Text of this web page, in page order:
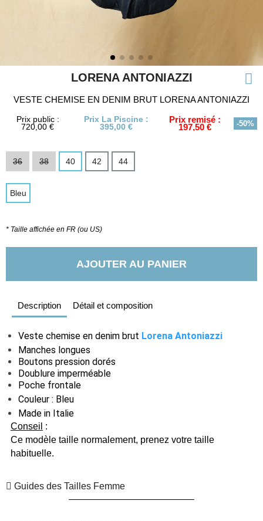
LORENA ANTONIAZZI
VESTE CHEMISE EN DENIM BRUT LORENA ANTONIAZZI
Prix public :
720,00 €
Prix La Piscine :
395,00 €
Prix remisé :
197,50 € -50%
36 38 40 42 44
Bleu
* Taille affichée en FR (ou US)
AJOUTER AU PANIER
Description Détail et composition
Veste chemise en denim brut Lorena Antoniazzi
Manches longues
Boutons pression dorés
Doublure imperméable
Poche frontale
Couleur : Bleu
Made in Italie
Conseil :
Ce modèle taille normalement, prenez votre taille
habituelle.
Guides des Tailles Femme